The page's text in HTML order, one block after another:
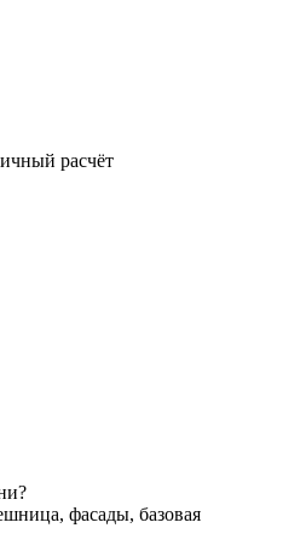
расчёт
фасады, базовая